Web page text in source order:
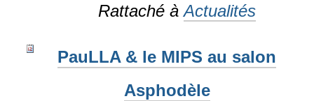
Rattaché à Actualités
PauLLA & le MIPS au salon
Asphodèle